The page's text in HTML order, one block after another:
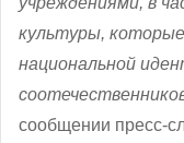
культуры,
национальной
сообщении пресс-